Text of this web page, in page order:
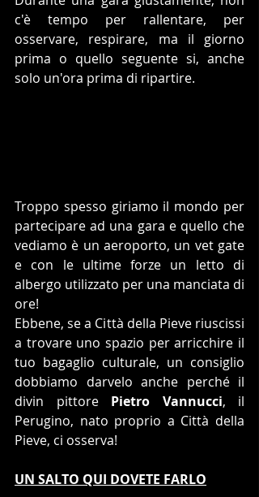
c'è tempo per rallentare, per
osservare, respirare, ma il giorno
prima o quello seguente si, anche
solo un'ora prima di ripartire.
Troppo spesso giriamo il mondo per
partecipare ad una gara e quello che
vediamo è un aeroporto, un vet gate
e con le ultime forze un letto di
albergo utilizzato per una manciata di
ore!
Ebbene, se a Città della Pieve riuscissi
a trovare uno spazio per arricchire il
tuo bagaglio culturale, un consiglio
dobbiamo darvelo anche perché il
divin pittore Pietro Vannucci, il
Perugino, nato proprio a Città della
Pieve, ci osserva!
UN SALTO QUI DOVETE FARLO